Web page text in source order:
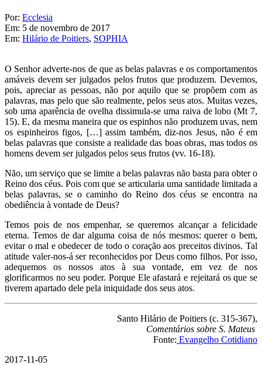
Por: Ecclesia
Em: 5 de novembro de 2017
Em: Hilário de Poitiers, SOPHIA
O Senhor adverte-nos de que as belas palavras e os comportamentos
amáveis devem ser julgados pelos frutos que produzem. Devemos,
pois, apreciar as pessoas, não por aquilo que se propõem com as
palavras, mas pelo que são realmente, pelos seus atos. Muitas vezes,
sob uma aparência de ovelha dissimula-se uma raiva de lobo (Mt 7,
15). E, da mesma maneira que os espinhos não produzem uvas, nem
os espinheiros figos, […] assim também, diz-nos Jesus, não é em
belas palavras que consiste a realidade das boas obras, mas todos os
homens devem ser julgados pelos seus frutos (vv. 16-18).
Não, um serviço que se limite a belas palavras não basta para obter o
Reino dos céus. Pois com que se articularia uma santidade limitada a
belas palavras, se o caminho do Reino dos céus se encontra na
obediência à vontade de Deus?
Temos pois de nos empenhar, se queremos alcançar a felicidade
eterna. Temos de dar alguma coisa de nós mesmos: querer o bem,
evitar o mal e obedecer de todo o coração aos preceitos divinos. Tal
atitude valer-nos-á ser reconhecidos por Deus como filhos. Por isso,
adequemos os nossos atos à sua vontade, em vez de nos
glorificarmos no seu poder. Porque Ele afastará e rejeitará os que se
tiverem apartado dele pela iniquidade dos seus atos.
Santo Hilário de Poitiers (c. 315-367),
Comentários sobre S. Mateus
Fonte: Evangelho Cotidiano
2017-11-05